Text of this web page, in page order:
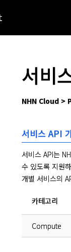
서비
NHN Cloud >
서비스 API
서비스 API는
수 있도록 지원
개별 서비스의
카테고리
Compute